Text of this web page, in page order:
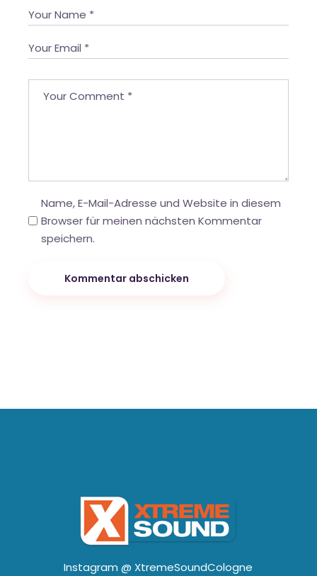
Name, E-Mail-Adresse und Website in diesem
Browser für meinen nächsten Kommentar
speichern.
Kommentar abschicken
Instagram @ XtremeSoundCologne